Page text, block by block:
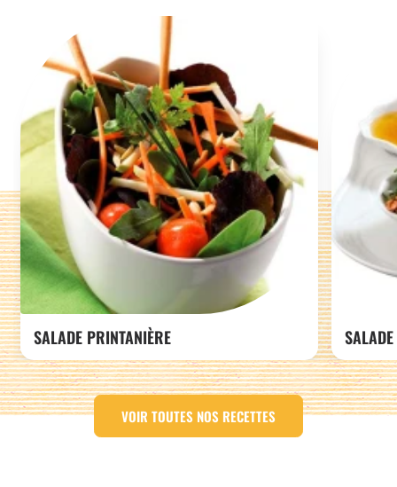
SALADE PRINTANIÈRE
VOIR TOUTES NOS RECETTES